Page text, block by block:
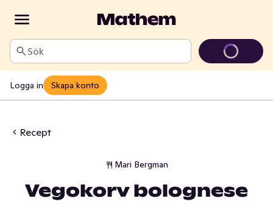
Sök
Logga in Skapa konto
Recept
Mari Bergman
Vegokorv bolognese